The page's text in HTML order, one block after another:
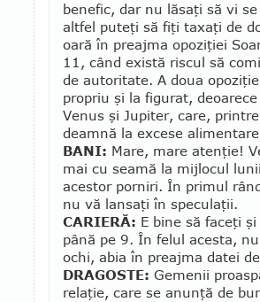
benefic, dar nu lă­saţi să vi
altfel puteţi să fiţi taxaţi de
oară în preajma opoziţiei
11, când există riscul să
de autoritate. A doua
propriu şi la figurat,
Venus şi Jupiter, care,
deamnă la excese
BANI: Mare, mare atenţie!
mai cu seamă la mijlocul
acestor porniri. În primul
nu vă lansaţi în speculaţii.
CARIERĂ: E bine să faceţi
până pe 9. În fe­lul acesta,
ochi, abia în preajma datei
DRAGOSTE: Gemenii
relaţie, care se anunţă de